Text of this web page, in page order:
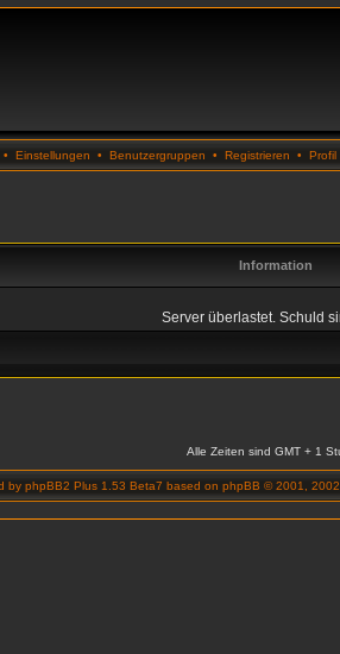
• Einstellungen • Benutzergruppen • Registrieren • Profil
Information
Server überlastet. Schuld
Alle Zeiten sind GMT + 1
by phpBB2 Plus 1.53 Beta7 based on phpBB © 2001,